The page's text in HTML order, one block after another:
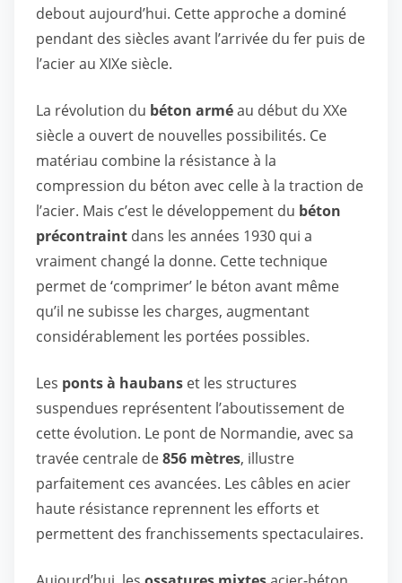
debout aujourd’hui. Cette approche a dominé
pendant des siècles avant l’arrivée du fer puis de
l’acier au XIXe siècle.
La révolution du béton arméau début du XXe
siècle a ouvert de nouvelles possibilités. Ce
matériau combine la résistance à la
compression du béton avec celle à la traction de
l’acier. Mais c’est le développement du béton
précontraint dans les années 1930 qui a
vraiment changé la donne. Cette technique
permet de ‘comprimer’ le béton avant même
qu’il ne subisse les charges, augmentant
considérablement les portées possibles.
Les ponts à haubans et les structures
suspendues représentent l’aboutissement de
cette évolution. Le pont de Normandie, avec sa
travée centrale de856 mètres, illustre
parfaitement ces avancées. Les câbles en acier
haute résistance reprennent les efforts et
permettent des franchissements spectaculaires.